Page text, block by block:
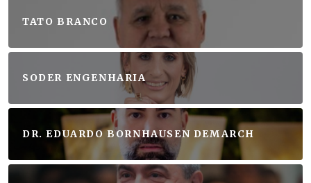
TATO BRANCO
SODER ENGENHARIA
DR. EDUARDO BORNHAUSEN DEMARCH